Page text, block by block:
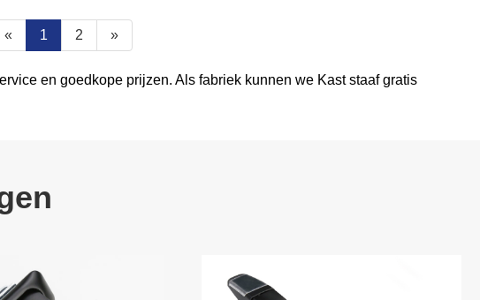
« 1 2 »
en goedkope prijzen. Als fabriek kunnen we Kast staaf gratis